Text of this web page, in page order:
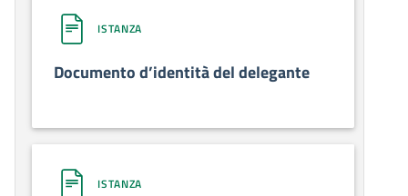
ISTANZA
Documento d’identità del delegante
ISTANZA